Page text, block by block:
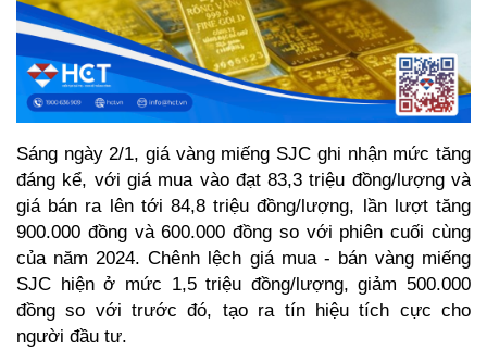
Sáng ngày 2/1, giá vàng miếng SJC ghi nhận mức tăng
đáng kể, với giá mua vào đạt 83,3 triệu đồng/lượng và
giá bán ra lên tới 84,8 triệu đồng/lượng, lần lượt tăng
900.000 đồng và 600.000 đồng so với phiên cuối cùng
của năm 2024. Chênh lệch giá mua - bán vàng miếng
SJC hiện ở mức 1,5 triệu đồng/lượng, giảm 500.000
đồng so với trước đó, tạo ra tín hiệu tích cực cho
người đầu tư.